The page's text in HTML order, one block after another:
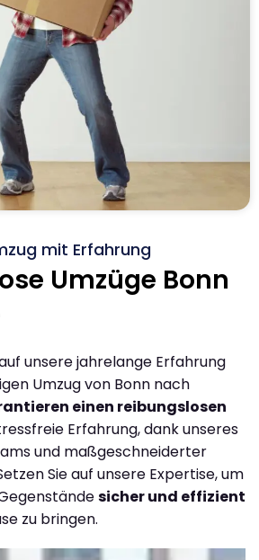
mit Erfahrung
Umzüge Bonn
unsere jahrelange Erfahrung
Umzug von Bonn nach
einen reibungslosen
Erfahrung, dank unseres
und maßgeschneiderter
Sie auf unsere Expertise, um
sicher und effizient
zu bringen.